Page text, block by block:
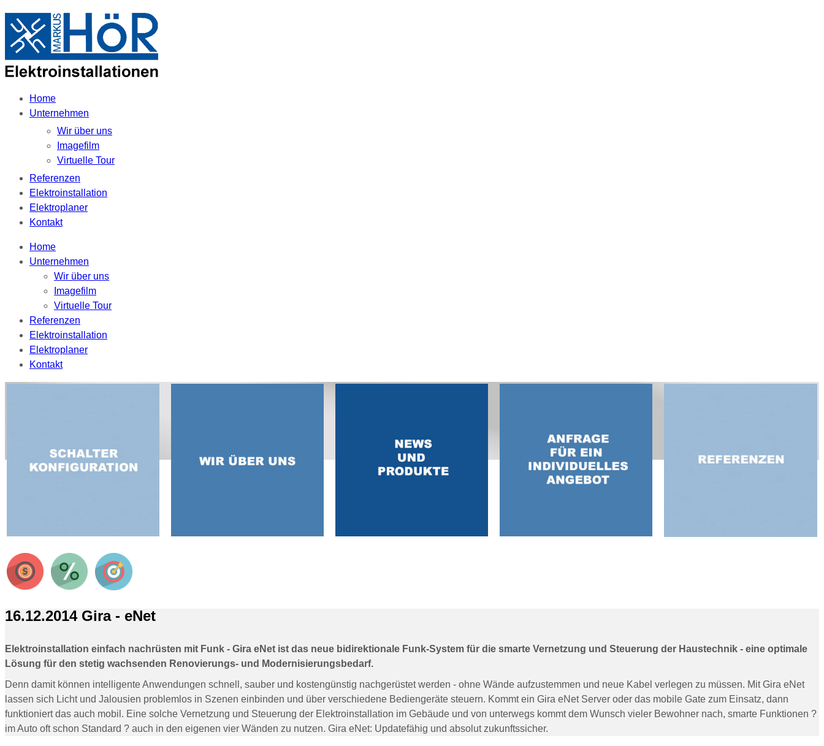
Home
Unternehmen
Wir über uns
Imagefilm
Virtuelle Tour
Referenzen
Elektroinstallation
Elektroplaner
Kontakt
Home
Unternehmen
Wir über uns
Imagefilm
Virtuelle Tour
Referenzen
Elektroinstallation
Elektroplaner
Kontakt
16.12.2014 Gira - eNet
Elektroinstallation einfach nachrüsten mit Funk - Gira eNet ist das neue bidirektionale Funk-System für die smarte Vernetzung und Steuerung der Haustechnik - eine optimale
Lösung für den stetig wachsenden Renovierungs- und Modernisierungsbedarf.
Denn damit können intelligente Anwendungen schnell, sauber und kostengünstig nachgerüstet werden - ohne Wände aufzustemmen und neue Kabel verlegen zu müssen. Mit Gira eNet
lassen sich Licht und Jalousien problemlos in Szenen einbinden und über verschiedene Bediengeräte steuern. Kommt ein Gira eNet Server oder das mobile Gate zum Einsatz, dann
funktioniert das auch mobil. Eine solche Vernetzung und Steuerung der Elektroinstallation im Gebäude und von unterwegs kommt dem Wunsch vieler Bewohner nach, smarte Funktionen ?
im Auto oft schon Standard ? auch in den eigenen vier Wänden zu nutzen. Gira eNet: Updatefähig und absolut zukunftssicher.